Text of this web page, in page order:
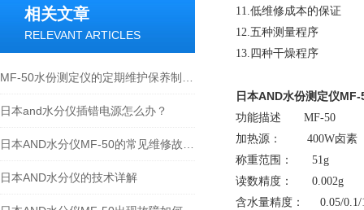
相关文章
RELEVANT ARTICLES
日本and水分仪插错电源怎么办？
日本AND水分仪的技术详解
11.低维修成本的保证
12.五种测量程序
13.四种干燥程序
日本AND水份测定仪MF-
功能描述 MF-50
加热源： 400W卤素
称重范围： 51g
读数精度： 0.002g
含水量精度： 0.05/0.1/